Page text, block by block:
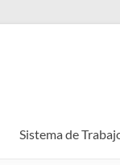
Sistema de